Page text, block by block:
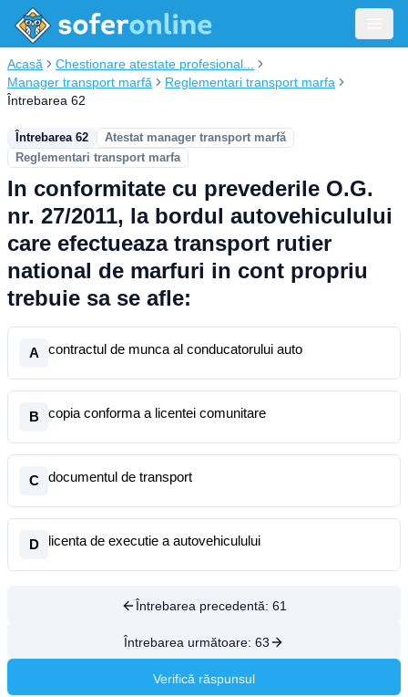
Acasă
Chestionare atestate profesional...
Manager transport marfă
Reglementari transport marfa
Întrebarea 62
Întrebarea 62
Atestat manager transport marfă
Reglementari transport marfa
In conformitate cu prevederile O.G.
nr. 27/2011, la bordul autovehiculului
care efectueaza transport rutier
national de marfuri in cont propriu
trebuie sa se afle:
A contractul de munca al conducatorului auto
B copia conforma a licentei comunitare
C documentul de transport
D licenta de executie a autovehiculului
Întrebarea precedentă: 61
Întrebarea următoare: 63
Verifică răspunsul